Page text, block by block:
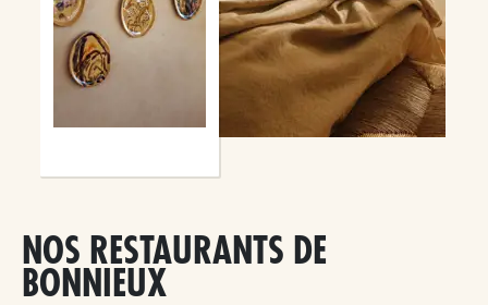
NOS RESTAURANTS DE
BONNIEUX